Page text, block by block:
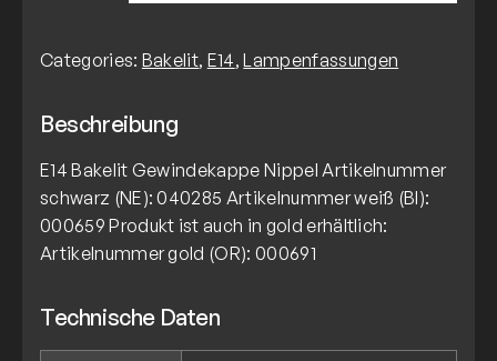
Categories: Bakelit, E14,Lampenfassungen
Beschreibung
E14 Bakelit Gewindekappe Nippel Artikelnummer
schwarz (NE): 040285 Artikelnummer weiß (BI):
000659 Produkt ist auch in gold erhältlich:
Artikelnummer gold (OR): 000691
Technische Daten